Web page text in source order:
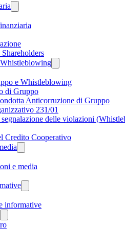
e Whistleblowing
di Gruppo
Anticorruzione di Gruppo
231/01
segnalazione delle violazioni
Credito Cooperativo
e media
informative